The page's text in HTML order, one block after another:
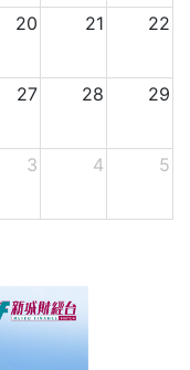
20 21 22
27 28 29
3 4 5